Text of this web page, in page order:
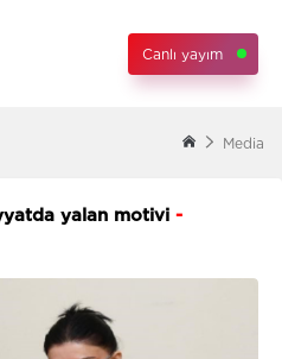
Canlı yayım
Media
yalan motivi -